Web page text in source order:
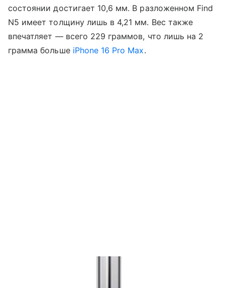
состоянии достигает 10,6 мм. В разложенном Find
N5 имеет толщину лишь в 4,21 мм. Вес также
впечатляет — всего 229 граммов, что лишь на 2
грамма больше iPhone 16 Pro Max.